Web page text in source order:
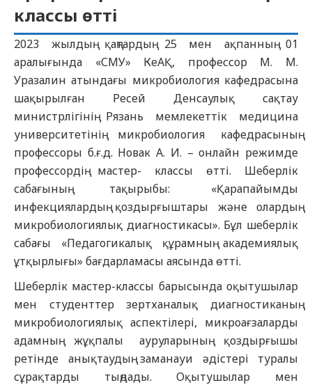
классы өтті
2023 жылдың қаңтардың 25 мен ақпанның 01
аралығында «СМУ» КеАҚ, профессор М. М.
Уразалин атындағы микробиология кафедрасына
шақырылған Ресей Денсаулық сақтау
министрлігінің Рязань мемлекеттік медицина
университетінің микробиология кафедрасының
профессоры б.ғ.д. Новак А. И. – онлайн режимде
профессордің мастер- классы өтті. Шеберлік
сабағының тақырыбы: «Қарапайымды
инфекциялардың қоздырғыштары және олардың
микробиологиялық диагностикасы». Бұл шеберлік
сабағы «Педагогикалық құрамның академиялық
ұтқырлығы» бағдарламасы аясында өтті.
Шеберлік мастер-классы барысында оқытушылар
мен студенттер зертханалық диагностиканың
микробиологиялық аспектілері, микроағзаларды
адамның жұқпалы ауруларының қоздырғышы
ретінде анықтаудың заманауи әдістері туралы
сұрақтарды тыңдады. Оқытушылар мен